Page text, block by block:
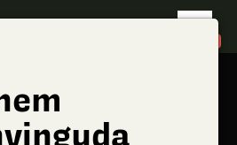
shopping_cart